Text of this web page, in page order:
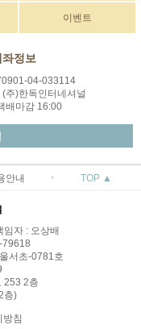
이벤트
정보
04-033114
(주)한독인터네셔널
배마감 16:00
안내 TOP ▲
자 : 오상배
79618
서초-0781호
253 2층
층)
방침